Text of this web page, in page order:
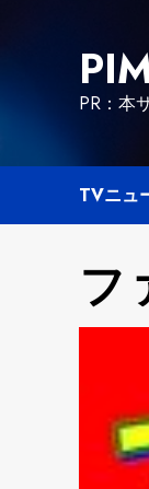
PR：本
TVニュ
フ